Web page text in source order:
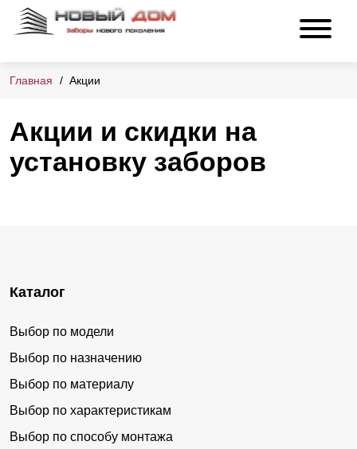
Главная Акции
Акции и скидки на
установку заборов
Каталог
Выбор по модели
Выбор по назначению
Выбор по материалу
Выбор по характеристикам
Выбор по способу монтажа